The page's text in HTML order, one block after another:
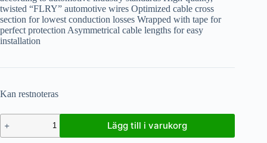
twisted “FLRY” automotive wires Optimized cable cross
section for lowest conduction losses Wrapped with tape for
perfect protection Asymmetrical cable lengths for easy
installation
Kan restnoteras
Lägg till i varukorg